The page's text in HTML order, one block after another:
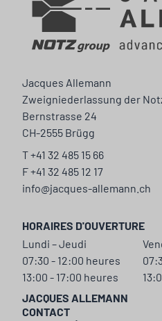
Jacques Allemann
Zweigniederlassung der
Bernstrasse 24
CH-2555 Brügg
T +41 32 485 15 66
F +41 32 485 12 17
info@jacques-allemann.ch
HORAIRES D'OUVERTURE
Lundi – Jeudi
07:30 - 12:00 heures
13:00 - 17:00 heures
JACQUES ALLEMANN
CONTACT